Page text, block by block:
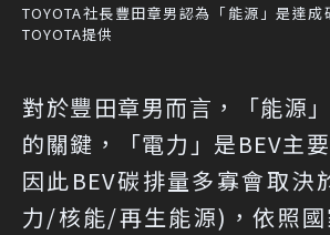
TOYOTA社長豐田章男認為「能源」是達
TOYOTA提供
對於豐田章男而言，「能源
的關鍵，「電力」是BEV主
因此BEV碳排量多寡會取決
力/核能/再生能源)，依照